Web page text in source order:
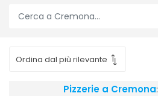
Pizzerie a Cremona: